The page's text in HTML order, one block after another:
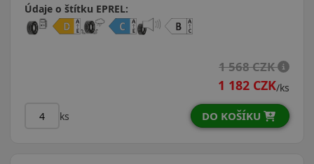
Údaje o štítku EPREL:
1 568 CZK
1 182 CZK/ks
ks DO KOŠÍKU